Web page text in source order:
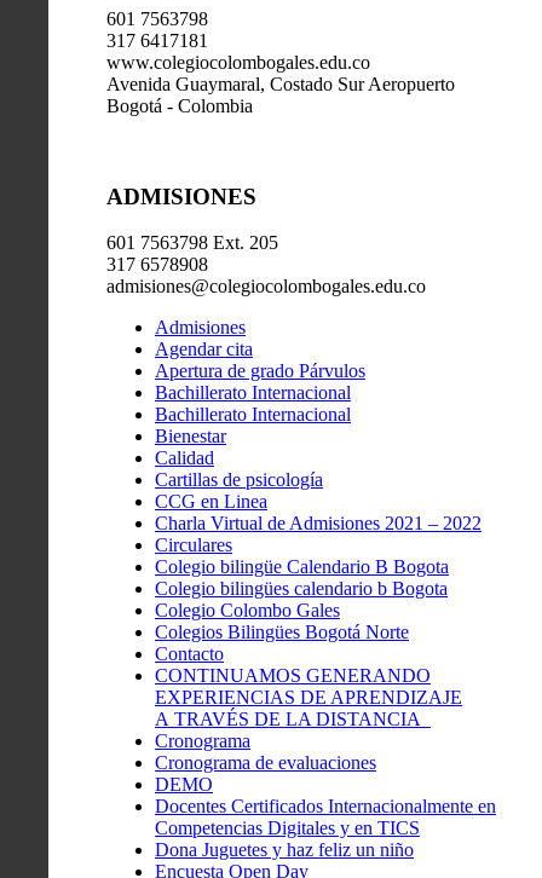
601 7563798
317 6417181
www.colegiocolombogales.edu.co
Avenida Guaymaral, Costado Sur Aeropuerto
Bogotá - Colombia
ADMISIONES
601 7563798 Ext. 205
317 6578908
admisiones@colegiocolombogales.edu.co
Admisiones
Agendar cita
Apertura de grado Párvulos
Bachillerato Internacional
Bachillerato Internacional
Bienestar
Calidad
Cartillas de psicología
CCG en Linea
Charla Virtual de Admisiones 2021 – 2022
Circulares
Colegio bilingüe Calendario B Bogota
Colegio bilingües calendario b Bogota
Colegio Colombo Gales
Colegios Bilingües Bogotá Norte
Contacto
CONTINUAMOS GENERANDO
EXPERIENCIAS DE APRENDIZAJE
A TRAVÉS DE LA DISTANCIA
Cronograma
Cronograma de evaluaciones
DEMO
Docentes Certificados Internacionalmente en
Competencias Digitales y en TICS
Dona Juguetes y haz feliz un niño
Encuesta Open Day